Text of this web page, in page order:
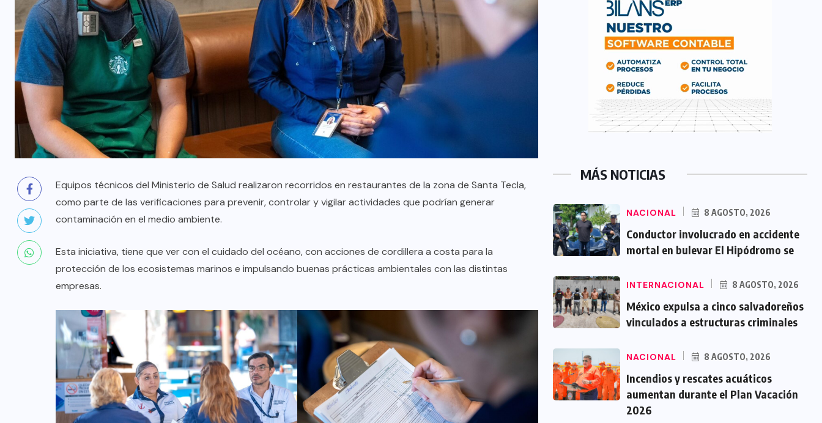
Equipos técnicos del Ministerio de Salud realizaron recorridos en restaurantes de la zona de Santa Tecla,
como parte de las verificaciones para prevenir, controlar y vigilar actividades que podrían generar
contaminación en el medio ambiente.
Esta iniciativa, tiene que ver con el cuidado del océano, con acciones de cordillera a costa para la
protección de los ecosistemas marinos e impulsando buenas prácticas ambientales con las distintas
empresas.
MÁS NOTICIAS
NACIONAL 8 AGOSTO, 2026
Conductor involucrado en accidente
mortal en bulevar El Hipódromo se
INTERNACIONAL 8 AGOSTO, 2026
México expulsa a cinco salvadoreños
vinculados a estructuras criminales
NACIONAL 8 AGOSTO, 2026
Incendios y rescates acuáticos
aumentan durante el Plan Vacación
2026